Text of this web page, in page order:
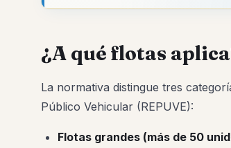
¿A qué flotas
La normativa distingue tres
Público Vehicular (REPUVE):
Flotas grandes (más de 50